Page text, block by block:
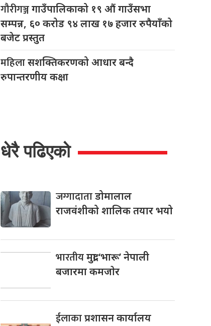
गौरीगञ्जगाउँपालिकाको १९ औं गाउँसभा
सम्पन्न, ६० करोड ९४ लाख १७ हजार रुपैयाँको
बजेट प्रस्तुत
महिलासशक्तिकरणको आधार बन्दै
रुपान्तरणीय कक्षा
धेरै पढिएको
जग्गादाताडोमालाल
राजवंशीको शालिक तयार भयो
भारतीयमुद्रा ‘भारू’ नेपाली
बजारमा कमजाेर
ईलाकाप्रशासन कार्यालय